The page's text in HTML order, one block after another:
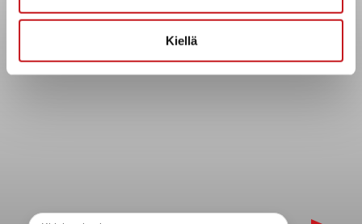
Kiellä
Tietosuojaselosteet
Päätöksenteko ja lähidemokratia